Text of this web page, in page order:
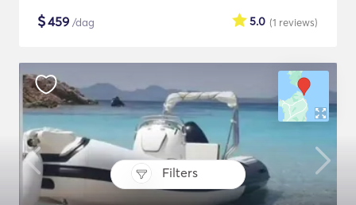
Filters
$459 /dag (1 reviews)
5.0